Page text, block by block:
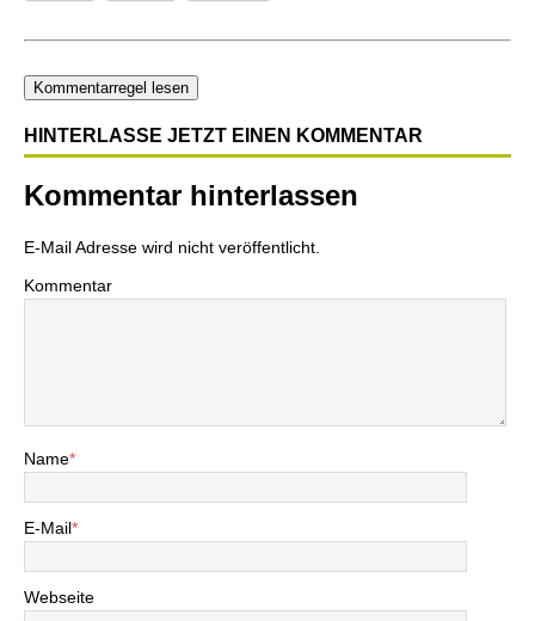
Kommentarregel lesen
HINTERLASSE JETZT EINEN KOMMENTAR
Kommentar hinterlassen
E-Mail Adresse wird nicht veröffentlicht.
Kommentar
Name*
E-Mail*
Webseite